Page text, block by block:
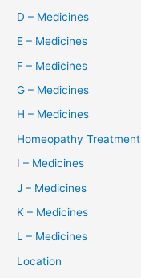
D – Medicines
E – Medicines
F – Medicines
G – Medicines
H – Medicines
Homeopathy Treatment
I – Medicines
J – Medicines
K – Medicines
L – Medicines
Location